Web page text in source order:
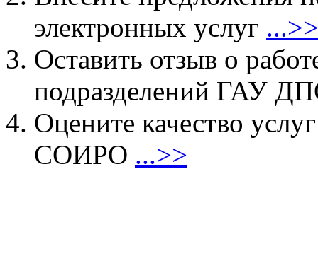
электронных услуг ...>>
Оставить отзыв о
подразделений ГАУ
Оцените качество
СОИРО ...>>